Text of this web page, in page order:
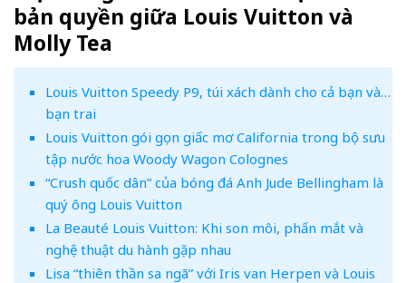
bản quyền giữa Louis Vuitton và
Molly Tea
Louis Vuitton Speedy P9, túi xách dành cho cả bạn và…
bạn trai
Louis Vuitton gói gọn giấc mơ California trong bộ sưu
tập nước hoa Woody Wagon Colognes
“Crush quốc dân” của bóng đá Anh Jude Bellingham là
quý ông Louis Vuitton
La Beauté Louis Vuitton: Khi son môi, phấn mắt và
nghệ thuật du hành gặp nhau
Lisa “thiên thần sa ngã” với Iris van Herpen và Louis